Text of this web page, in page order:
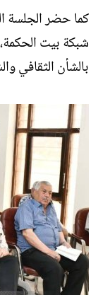
كما حضر الجلسة
شبكة بيت
بالشأن الثقافي